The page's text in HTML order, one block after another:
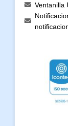
Ventanilla